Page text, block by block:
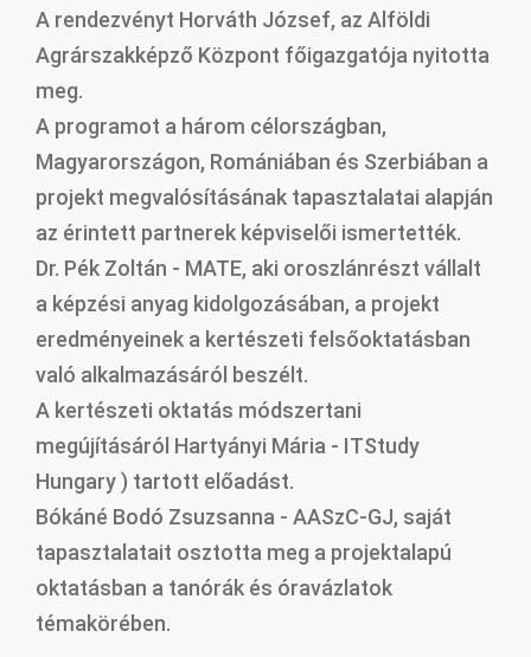
A rendezvényt Horváth József, az Alföldi
Agrárszakképző Központ főigazgatója nyitotta
meg.
A programot a három célországban,
Magyarországon, Romániában és Szerbiában a
projekt megvalósításának tapasztalatai alapján
az érintett partnerek képviselői ismertették.
Dr. Pék Zoltán - MATE, aki oroszlánrészt vállalt
a képzési anyag kidolgozásában, a projekt
eredményeinek a kertészeti felsőoktatásban
való alkalmazásáról beszélt.
A kertészeti oktatás módszertani
megújításáról Hartyányi Mária - ITStudy
Hungary ) tartott előadást.
Bókáné Bodó Zsuzsanna - AASzC-GJ, saját
tapasztalatait osztotta meg a projektalapú
oktatásban a tanórák és óravázlatok
témakörében.